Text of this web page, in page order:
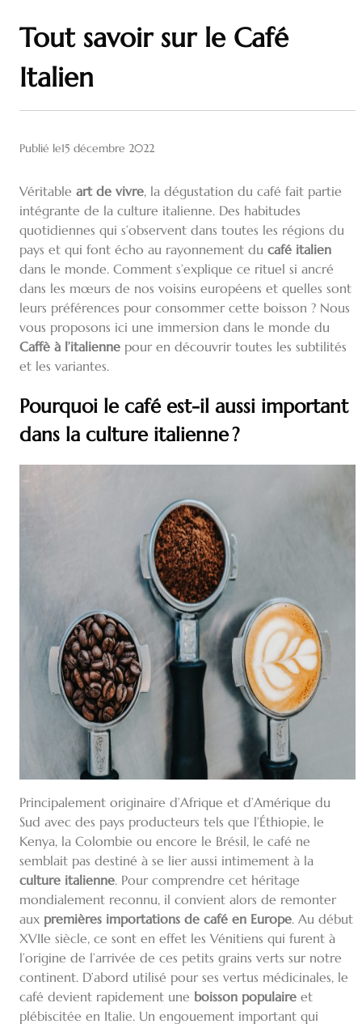
Tout savoir sur le Café
Italien
Publié le15 décembre 2022
Véritable art de vivre, la dégustation du café fait partie
intégrante de la culture italienne. Des habitudes
quotidiennes qui s’observent dans toutes les régions du
pays et qui font écho au rayonnement du café italien
dans le monde. Comment s’explique ce rituel si ancré
dans les mœurs de nos voisins européens et quelles sont
leurs préférences pour consommer cette boisson ? Nous
vous proposons ici une immersion dans le monde du
Caffè à l’italienne pour en découvrir toutes les subtilités
et les variantes.
Pourquoi le café est-il aussi important
dans la culture italienne ?
Principalement originaire d’Afrique et d’Amérique du
Sud avec des pays producteurs tels que l’Éthiopie, le
Kenya, la Colombie ou encore le Brésil, le café ne
semblait pas destiné à se lier aussi intimement à la
culture italienne. Pour comprendre cet héritage
mondialement reconnu, il convient alors de remonter
aux premières importations de café en Europe. Au début
XVIIe siècle, ce sont en effet les Vénitiens qui furent à
l’origine de l’arrivée de ces petits grains verts sur notre
continent. D’abord utilisé pour ses vertus médicinales, le
café devient rapidement une boisson populaire et
plébiscitée en Italie. Un engouement important qui